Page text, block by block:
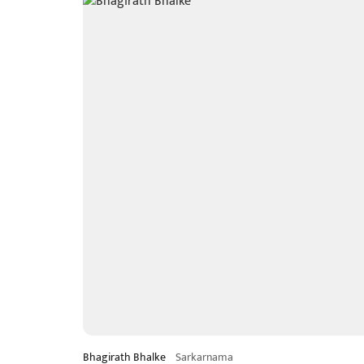
Bhagirath Bhalke Sarkarnama